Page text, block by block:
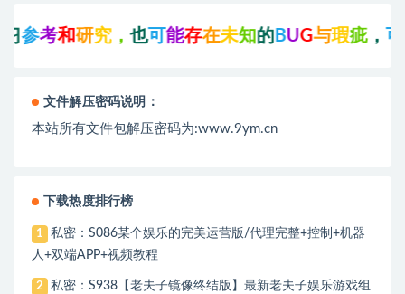
和研究，也可 能存 在未知的BUG与瑕疵，可先 联
文件解压密码说明：
本站所有文件包解压密码为:www.9ym.cn
下载热度排行榜
1
私密：S086某个娱乐的完美运营版/代理完整+控制+机器
人+双端APP+视频教程
2
私密：S938【老夫子镜像终结版】最新老夫子娱乐游戏组